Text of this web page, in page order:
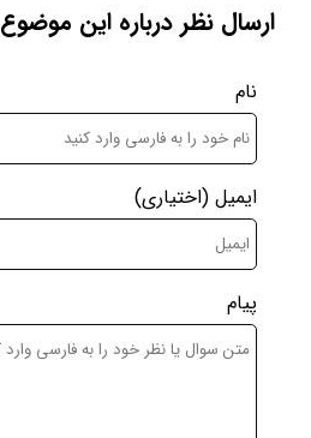
ارسال نظر درباره این موضوع
نام
ایمیل (اختیاری)
پیام